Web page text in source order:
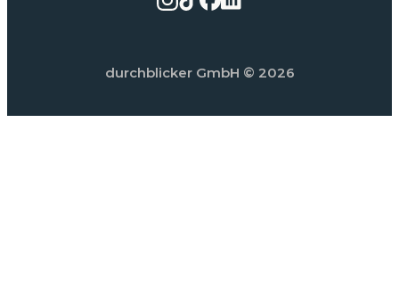
durchblicker GmbH © 2026